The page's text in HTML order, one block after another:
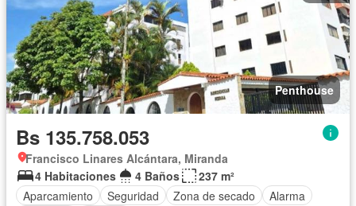
Penthouse
Bs 135.758.053
Francisco Linares Alcántara, Miranda
4 Habitaciones
4 Baños
237 m²
Aparcamiento
Seguridad Zona de secado
Alarma